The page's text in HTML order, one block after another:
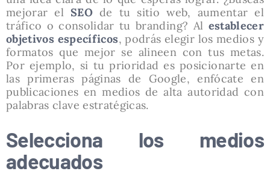
mejorar elSEOde tu sitio web, aumentar el
tráfico o consolidar tu branding? Al establecer
objetivos específicos, podrás elegir los medios y
formatos que mejor se alineen con tus metas.
Por ejemplo, si tu prioridad es posicionarte en
las primeras páginas de Google, enfócate en
publicaciones en medios de alta autoridad con
palabras clave estratégicas.
Selecciona los medios
adecuados